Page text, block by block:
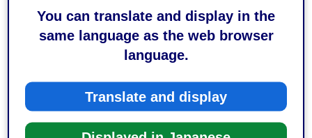
You can translate and display in the
same language as the web browser
language.
Translate and display
由比駅周辺 蒲原駅周辺
駿河区
日本平